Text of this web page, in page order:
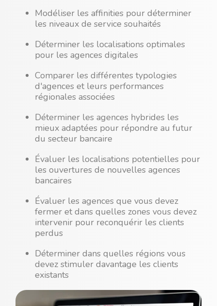
Modéliser les affinities pour déterminer
les niveaux de service souhaités
Déterminer les localisations optimales
pour les agences digitales
Comparer les différentes typologies
d'agences et leurs performances
régionales associées
Déterminer les agences hybrides les
mieux adaptées pour répondre au futur
du secteur bancaire
Évaluer les localisations potentielles pour
les ouvertures de nouvelles agences
bancaires
Évaluer les agences que vous devez
fermer et dans quelles zones vous devez
intervenir pour reconquérir les clients
perdus
Déterminer dans quelles régions vous
devez stimuler davantage les clients
existants